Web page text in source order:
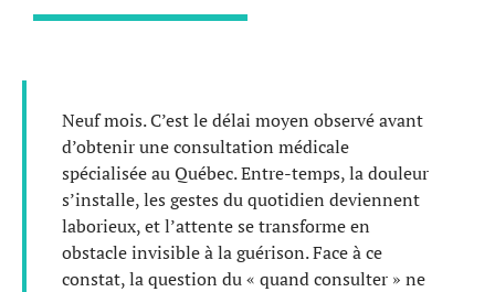
Neuf mois. C’est le délai moyen observé avant
d’obtenir une consultation médicale
spécialisée au Québec. Entre-temps, la douleur
s’installe, les gestes du quotidien deviennent
laborieux, et l’attente se transforme en
obstacle invisible à la guérison. Face à ce
constat, la question du « quand consulter » ne